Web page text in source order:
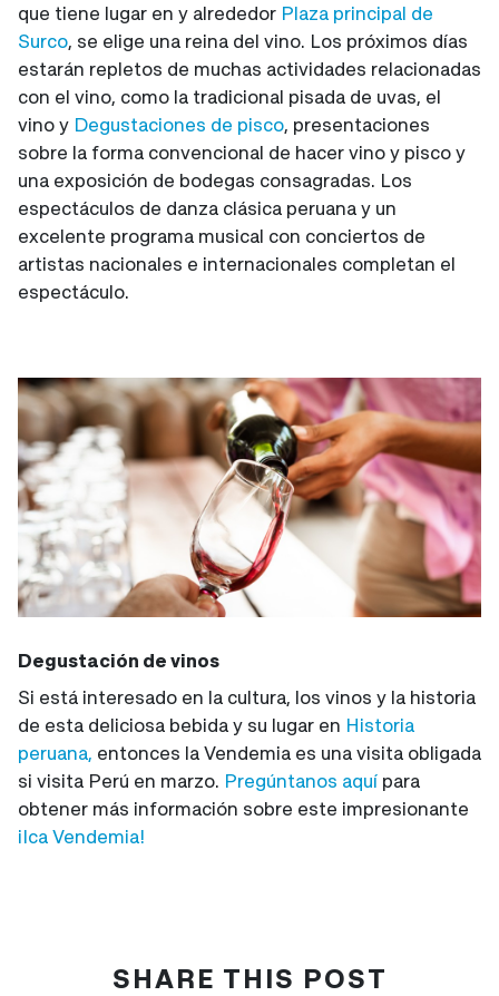
que tiene lugar en y alrededor Plaza principal de
Surco, se elige una reina del vino. Los próximos días
estarán repletos de muchas actividades relacionadas
con el vino, como la tradicional pisada de uvas, el
vino y Degustaciones de pisco, presentaciones
sobre la forma convencional de hacer vino y pisco y
una exposición de bodegas consagradas. Los
espectáculos de danza clásica peruana y un
excelente programa musical con conciertos de
artistas nacionales e internacionales completan el
espectáculo.
Degustación de vinos
Si está interesado en la cultura, los vinos y la historia
de esta deliciosa bebida y su lugar en Historia
peruana, entonces la Vendemia es una visita obligada
si visita Perú en marzo. Pregúntanos aquí para
obtener más información sobre este impresionante
¡Ica Vendemia!
SHARE THIS POST